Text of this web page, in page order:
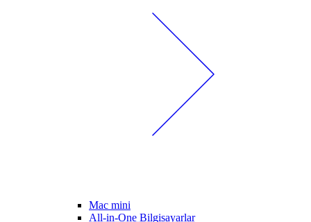
Mac mini
All-in-One Bilgisayarlar